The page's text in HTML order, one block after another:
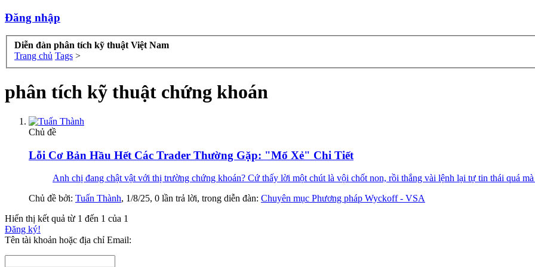
Đăng nhập
Diễn đàn phân tích kỹ thuật Việt Nam
Trang chủ Tags >
phân tích kỹ thuật chứng khoán
Chủ đề
Lỗi Cơ Bản Hầu Hết Các Trader Thường Gặp: "Mổ Xẻ" Chi Tiết
Anh chị đang chật vật với thị trường chứng khoán? Cứ thấy lời một chút là vội chốt non, rồi thắng vài lệnh lại tự tin thái quá
Chủ đề bởi: Tuấn Thành, 1/8/25, 0 lần trả lời, trong diễn đàn: Chuyên mục Phương pháp Wyckoff - VSA
Hiển thị kết quả từ 1 đến 1 của 1
Đăng ký!
Tên tài khoản hoặc địa chỉ Email: